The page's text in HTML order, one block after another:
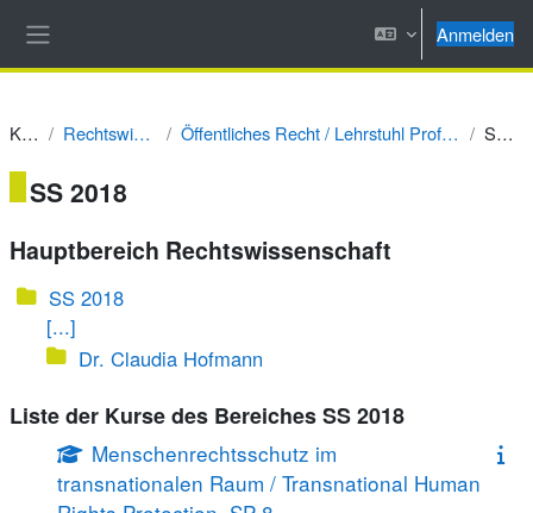
Anmelden
Kurse Rechtswissenschaft Öffentliches Recht / Lehrstuhl Prof. Dr. Alexander Graser SS 2018
SS 2018
Hauptbereich Rechtswissenschaft
SS 2018
[...]
Dr. Claudia Hofmann
Liste der Kurse des Bereiches SS 2018
Menschenrechtsschutz im
transnationalen Raum / Transnational Human